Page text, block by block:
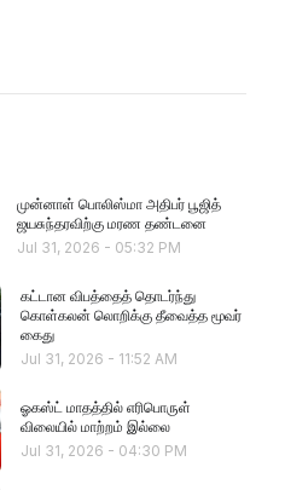
முன்னாள் பொலிஸ்மா அதிபர் பூஜித்
ஜயசுந்தரவிற்கு மரண தண்டனை
Jul 31, 2026 - 05:32 PM
கட்டான விபத்தைத் தொடர்ந்து
கொள்கலன் லொறிக்கு தீவைத்த மூவர்
கைது
Jul 31, 2026 - 11:52 AM
ஓகஸ்ட் மாதத்தில் எரிபொருள்
விலையில் மாற்றம் இல்லை
Jul 31, 2026 - 04:30 PM